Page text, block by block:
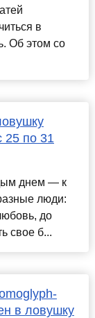
в
Об этом со
25 по 31
днем — к
люди:
до
свое б...
в ловушку